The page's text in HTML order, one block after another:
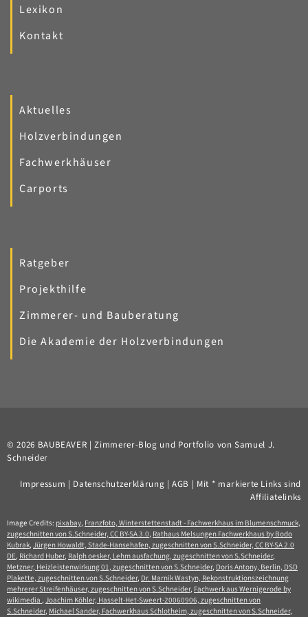
Lexikon
Kontakt
Aktuelles
Holzverbindungen
Fachwerkhäuser
Carports
Ratgeber
Projekthilfe
Zimmerer- und Bauberatung
Die Akademie der Holzverbindungen
© 2026 BAUBEAVER | Zimmerer-Blog und Portfolio von Samuel J.
Schneider
Impressum | Datenschutzerklärung |AGB | Mit * markierte Links sind
Affiliatelinks
Image Credits: pixabay, Franzfoto, Winterstettenstadt - Fachwerkhaus im Blumenschmuck,
zugeschnitten von S.Schneider, CC BY-SA 3.0, Rathaus Melsungen Fachwerkhaus by Bodo
Kubrak, Jürgen Howaldt, Stade-Hansehafen, zugeschnitten von S.Schneider, CC BY-SA 2.0
DE, Richard Huber, Ralph oesker, Lehm ausfachung, zugeschnitten von S.Schneider,
Metzner, Heizleistenwirkung 01, zugeschnitten von S.Schneider, Doris Antony, Berlin, DSD
Plakette, zugeschnitten von S.Schneider, Dr. Marnik Wastyn, Rekonstruktionszeichnung
mehrerer Streifenhäuser, zugeschnitten von S.Schneider, Fachwerk aus Wernigerode by
wikimedia , Joachim Köhler, Hasselt-Het-Sweert-20060906, zugeschnitten von
S.Schneider, Michael Sander, Fachwerkhaus Schlotheim, zugeschnitten von S.Schneider,